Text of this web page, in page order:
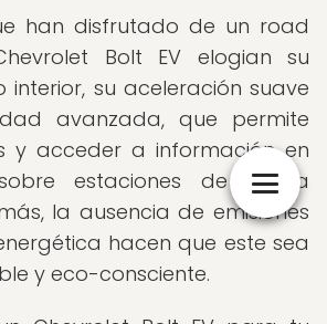
han disfrutado de un road
Bolt EV elogian su
interior, su aceleración suave
avanzada, que permite
y acceder a información en
estaciones de carga
la ausencia de emisiones
hacen que este sea
y eco-consciente.